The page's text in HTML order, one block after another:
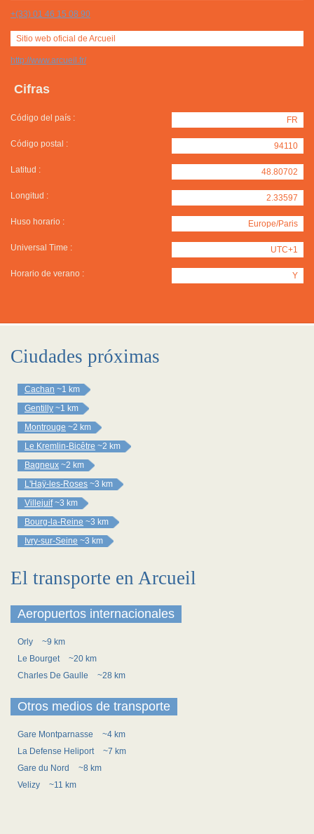
+(33) 01 46 15 08 90
Sitio web oficial de Arcueil
http://www.arcueil.fr/
Cifras
Código del país : FR
Código postal : 94110
Latitud : 48.80702
Longitud : 2.33597
Huso horario : Europe/Paris
Universal Time : UTC+1
Horario de verano : Y
Ciudades próximas
Cachan ~1 km
Gentilly ~1 km
Montrouge ~2 km
Le Kremlin-Bicêtre ~2 km
Bagneux ~2 km
L'Haÿ-les-Roses ~3 km
Villejuif ~3 km
Bourg-la-Reine ~3 km
Ivry-sur-Seine ~3 km
El transporte en Arcueil
Aeropuertos internacionales
Orly
~9 km
Le Bourget
~20 km
Charles De Gaulle
~28 km
Otros medios de transporte
Gare Montparnasse
~4 km
La Defense Heliport
~7 km
Gare du Nord
~8 km
Velizy
~11 km